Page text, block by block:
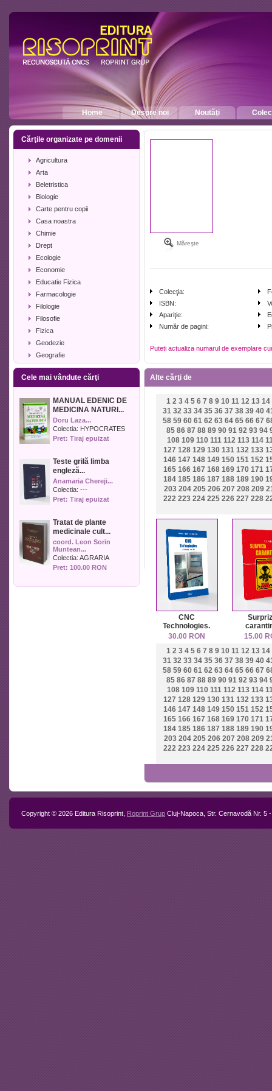
Home Despre noi Noutăţi
Cărţile organizate pe domenii
Agricultura
Arta
Beletristica
Biologie
Carte pentru copii
Casa noastra
Chimie
Drept
Ecologie
Economie
Educatie Fizica
Farmacologie
Filologie
Filosofie
Fizica
Geodezie
Geografie
Geologie
Industrie alimentara
Istorie
Istorie literara
Lexicologie
Management
Matematica
Media
Medicina umana
Medicina veterinara
Muzica
Pedagogie
Politica
Psihologie
Sport
Cele mai vândute cărţi
MANUAL EDENIC DE
MEDICINA NATURI...
Doru Laza...
Colectia: HYPOCRATES
Pret: Tiraj epuizat
Teste grilă limba
engleză...
Anamaria Chereji...
Colectia: ---
Pret: Tiraj epuizat
Tratat de plante
medicinale cult...
coord. Leon Sorin
Muntean...
Colectia: AGRARIA
Pret: 100.00 RON
Măreşte
Colecţia:
ISBN:
Apariţie:
Număr de pagini:
Puteti actualiza numarul de exemplare
Alte cărţi de
1 2 3 4 5 6 7 8 9 10 11 12 13 14
31 32 33 34 35 36 37 38 39 40
58 59 60 61 62 63 64 65 66 67
85 86 87 88 89 90 91 92 93 94
108 109 110 111 112 113 114
127 128 129 130 131 132 133
146 147 148 149 150 151 152
165 166 167 168 169 170 171
184 185 186 187 188 189 190
203 204 205 206 207 208 209
222 223 224 225 226 227 228
CNC
Technologies.
Lectures notes
30.00 RON
15.00
1 2 3 4 5 6 7 8 9 10 11 12 13 14
31 32 33 34 35 36 37 38 39 40
58 59 60 61 62 63 64 65 66 67
85 86 87 88 89 90 91 92 93 94
108 109 110 111 112 113 114
127 128 129 130 131 132 133
146 147 148 149 150 151 152
165 166 167 168 169 170 171
184 185 186 187 188 189 190
203 204 205 206 207 208 209
222 223 224 225 226 227 228
Copyright © 2026 Editura Risoprint, Roprint Grup Cluj-Napoca, Str. Cernavodă Nr. 5